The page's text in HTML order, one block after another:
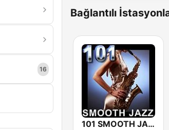
16
Bağlantılı
101 SMOOTH JAZZ